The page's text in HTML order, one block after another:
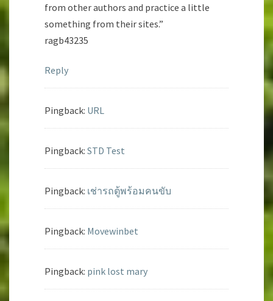
from other authors and practice a little
something from their sites.”
ragb43235
Reply
Pingback: URL
Pingback: STD Test
Pingback: เช่ารถตู้พร้อมคนขับ
Pingback: Movewinbet
Pingback: pink lost mary